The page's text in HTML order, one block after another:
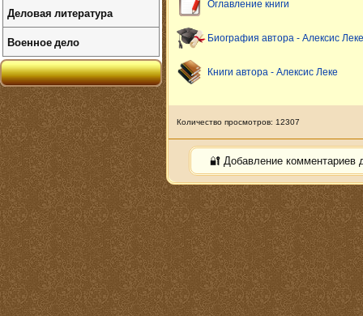
Оглавление книги
Биография автора - Алексис Леке
Книги автора - Алексис Леке
Количество просмотров: 12307
🔐 Добавление комментариев
Деловая литература
Военное дело